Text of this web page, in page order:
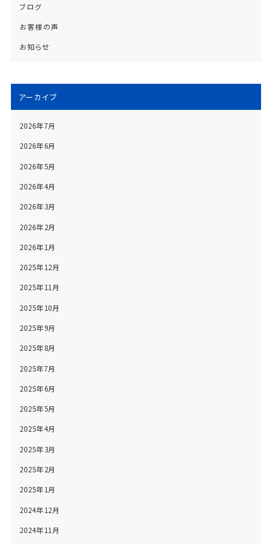
ブログ
お客様の声
お知らせ
アーカイブ
2026年7月
2026年6月
2026年5月
2026年4月
2026年3月
2026年2月
2026年1月
2025年12月
2025年11月
2025年10月
2025年9月
2025年8月
2025年7月
2025年6月
2025年5月
2025年4月
2025年3月
2025年2月
2025年1月
2024年12月
2024年11月